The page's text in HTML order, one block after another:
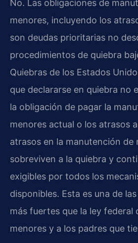
No. Las obligaciones de
menores, incluyendo los
son deudas prioritarias no
procedimientos de quiebra
Quiebras de los Estados
que declararse en quiebra no
la obligación de pagar la
menores actual o los atrasos
atrasos en la manutención de
sobreviven a la quiebra y
exigibles por todos los
disponibles. Esta es una de
más fuertes que la ley federal
menores y a los padres que